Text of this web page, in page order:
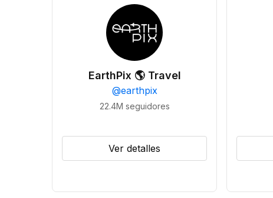
EarthPix 🌎 Travel
@earthpix
22.4M seguidores
Ver detalles